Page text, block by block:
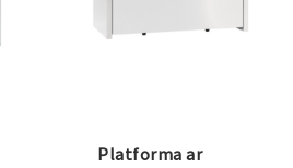
Platforma ar